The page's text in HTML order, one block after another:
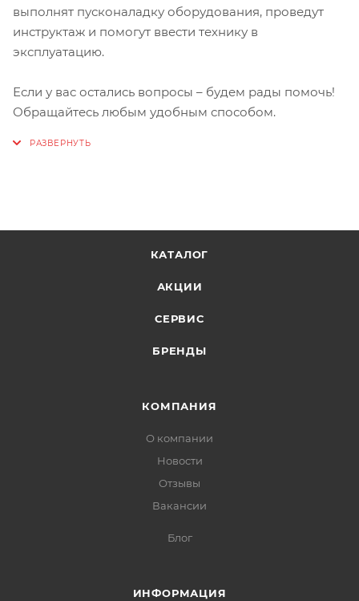
выполнят пусконаладку оборудования, проведут
инструктаж и помогут ввести технику в
эксплуатацию.
Если у вас остались вопросы – будем рады помочь!
Обращайтесь любым удобным способом.
КАТАЛОГ
АКЦИИ
СЕРВИС
БРЕНДЫ
КОМПАНИЯ
О компании
Новости
Отзывы
Вакансии
Блог
ИНФОРМАЦИЯ